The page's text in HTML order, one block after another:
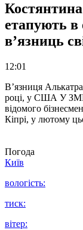
етапують в
в’язниць
12:01
В’язниця
році, у США У ЗМІ
відомого
Кіпрі, у лютому
Погода
Київ
вологість:
тиск:
вітер: